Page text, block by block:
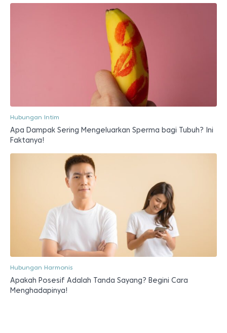
Hubungan Intim
Apa Dampak Sering Mengeluarkan Sperma bagi Tubuh? Ini
Faktanya!
Hubungan Harmonis
Apakah Posesif Adalah Tanda Sayang? Begini Cara
Menghadapinya!